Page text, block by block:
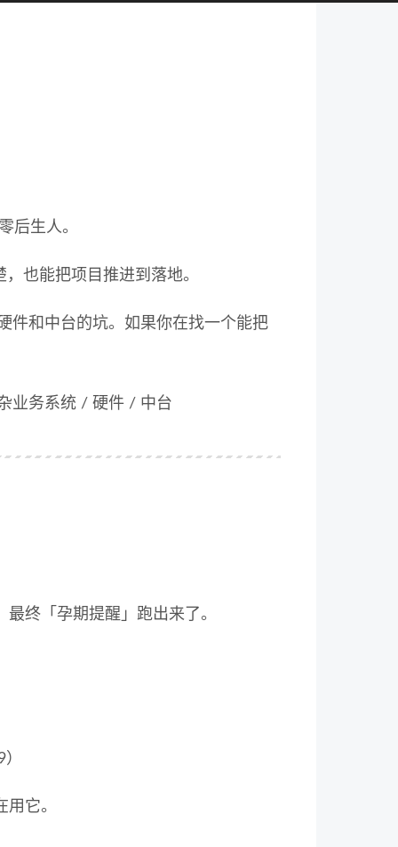
后生人。
也能把项目推进到落地。
件和中台的坑。如果你在找一个能把
业务系统 / 硬件 / 中台
终「孕期提醒」跑出来了。
它。